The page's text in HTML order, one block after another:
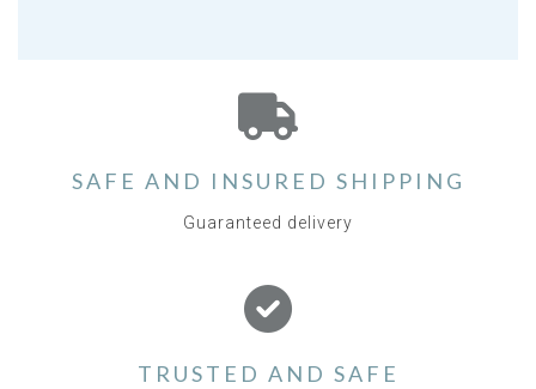
SAFE AND INSURED SHIPPING
Guaranteed delivery
TRUSTED AND SAFE